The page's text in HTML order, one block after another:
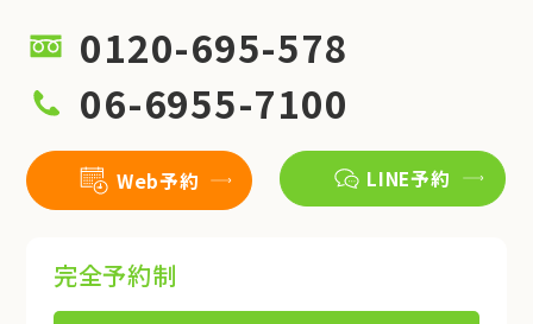
0120-695-578
06-6955-7100
Web予約 LINE予約
完全予約制